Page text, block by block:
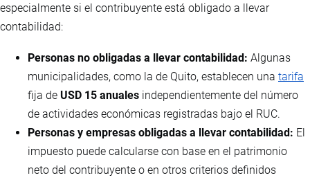
especialmente si el contribuyente está obligado a llevar
contabilidad:
Personas no obligadas a llevar contabilidad: Algunas
municipalidades, como la de Quito, establecen una tarifa
fija de USD 15 anuales independientemente del número
de actividades económicas registradas bajo el RUC.
Personas y empresas obligadas a llevar contabilidad: El
impuesto puede calcularse con base en el patrimonio
neto del contribuyente o en otros criterios definidos